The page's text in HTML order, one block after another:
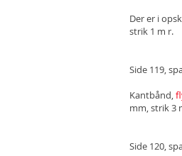
Der er i
strik 1 m r.
Side 119,
Kantbånd,
mm, strik 3
Side 120,